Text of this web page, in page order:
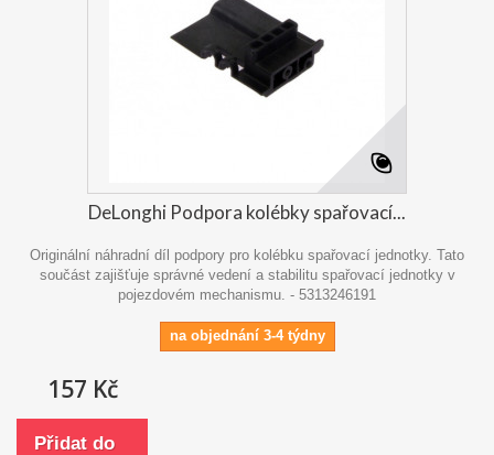
DeLonghi Podpora kolébky spařovací...
Originální náhradní díl podpory pro kolébku spařovací jednotky. Tato
součást zajišťuje správné vedení a stabilitu spařovací jednotky v
pojezdovém mechanismu. - 5313246191
na objednání 3-4 týdny
157 Kč
Přidat do